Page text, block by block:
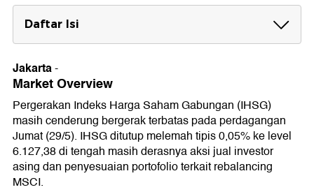
Daftar Isi
Market Overview
Berita Emiten
BUMA Internasional Grup Tbk (DOID)
Bakrie & Brothers Tbk (BNBR)
Merck Tbk (MERK)
Rekomendasi Saham Hari Ini
Jakarta-
Market Overview
Pergerakan Indeks Harga Saham Gabungan (IHSG)
masih cenderung bergerak terbatas pada perdagangan
Jumat (29/5). IHSG ditutup melemah tipis 0,05% ke level
6.127,38 di tengah masih derasnya aksi jual investor
asing dan penyesuaian portofolio terkait rebalancing
MSCI.